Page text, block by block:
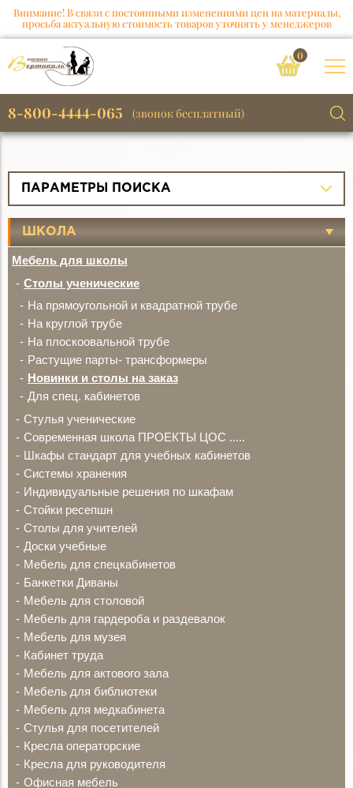
Внимание! В связи с постоянными изменениями цен на материалы,
просьба актуальную стоимость товаров уточнять у менеджеров
0
8-800-4444-065 (звонок бесплатный)
ПАРАМЕТРЫ ПОИСКА
ШКОЛА
Мебель для школы
Столы ученические
На прямоугольной и квадратной трубе
На круглой трубе
На плоскоовальной трубе
Растущие парты- трансформеры
Новинки и столы на заказ
Для спец. кабинетов
Стулья ученические
Современная школа ПРОЕКТЫ ЦОС .....
Шкафы стандарт для учебных кабинетов
Системы хранения
Индивидуальные решения по шкафам
Стойки ресепшн
Столы для учителей
Доски учебные
Мебель для спецкабинетов
Банкетки Диваны
Мебель для столовой
Мебель для гардероба и раздевалок
Мебель для музея
Кабинет труда
Мебель для актового зала
Мебель для библиотеки
Мебель для медкабинета
Стулья для посетителей
Кресла операторские
Кресла для руководителя
Офисная мебель